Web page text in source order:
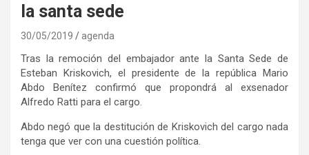
la santa sede
30/05/2019 agenda
Tras la remoción del embajador ante la Santa Sede de
Esteban Kriskovich, el presidente de la república Mario
Abdo Benítez confirmó que propondrá al exsenador
Alfredo Ratti para el cargo.
Abdo negó que la destitución de Kriskovich del cargo nada
tenga que ver con una cuestión política.